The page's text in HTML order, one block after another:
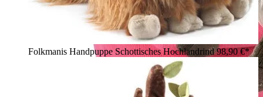
Folkmanis Handpuppe Schottisches Hochlandrind98,90 €*